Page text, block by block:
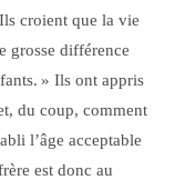
croient que la vie
grosse différence
» Ils ont appris
du coup, comment
l’âge acceptable
est donc au